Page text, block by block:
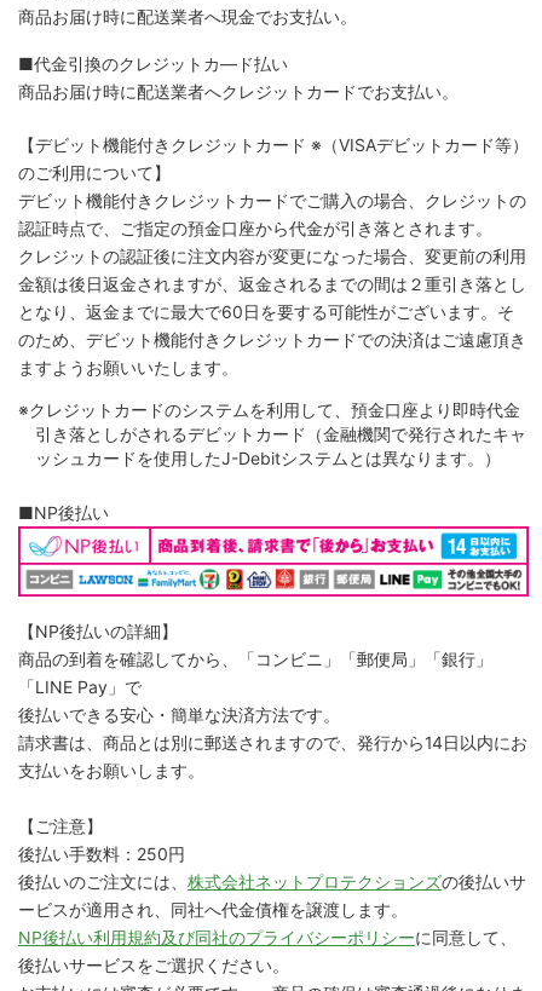
商品お届け時に配送業者へ現金でお支払い。
■代金引換のクレジットカ―ド払い
商品お届け時に配送業者へクレジットカードでお支払い。
【デビット機能付きクレジットカード ※（VISAデビットカード等）
のご利用について】
デビット機能付きクレジットカードでご購入の場合、クレジットの
認証時点で、ご指定の預金口座から代金が引き落とされます。
クレジットの認証後に注文内容が変更になった場合、変更前の利用
金額は後日返金されますが、返金されるまでの間は２重引き落とし
となり、返金までに最大で60日を要する可能性がございます。そ
のため、デビット機能付きクレジットカードでの決済はご遠慮頂き
ますようお願いいたします。
※クレジットカードのシステムを利用して、預金口座より即時代金
引き落としがされるデビットカード（金融機関で発行されたキャ
ッシュカードを使用したJ-Debitシステムとは異なります。）
■NP後払い
【NP後払いの詳細】
商品の到着を確認してから、「コンビニ」「郵便局」「銀行」
「LINE Pay」で
後払いできる安心・簡単な決済方法です。
請求書は、商品とは別に郵送されますので、発行から14日以内にお
支払いをお願いします。
【ご注意】
後払い手数料：250円
後払いのご注文には、 株式会社ネットプロテクションズの後払いサ
ービスが適用され、同社へ代金債権を譲渡します。
NP後払い利用規約及び同社のプライバシーポリシーに同意して、
後払いサービスをご選択ください。